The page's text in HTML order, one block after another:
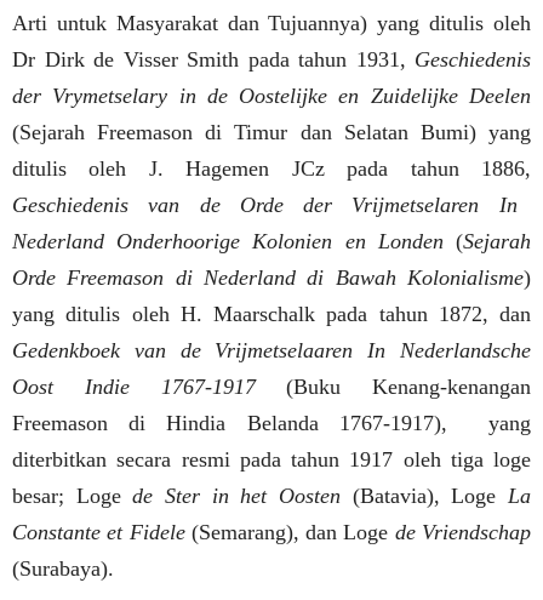
Arti untuk Masyarakat dan Tujuannya) yang ditulis oleh
Dr Dirk de Visser Smith pada tahun 1931, Geschiedenis
der Vrymetselary in de Oostelijke en Zuidelijke Deelen
(Sejarah Freemason di Timur dan Selatan Bumi) yang
ditulis oleh J. Hagemen JCz pada tahun 1886,
Geschiedenis van de Orde der Vrijmetselaren In
Nederland Onderhoorige Kolonien en Londen (Sejarah
Orde Freemason di Nederland di Bawah Kolonialisme)
yang ditulis oleh H. Maarschalk pada tahun 1872, dan
Gedenkboek van de Vrijmetselaaren In Nederlandsche
Oost Indie 1767-1917(Buku Kenang-kenangan
Freemason di Hindia Belanda 1767-1917),
yang
diterbitkan secara resmi pada tahun 1917 oleh tiga loge
besar; Logede Ster in het Oosten (Batavia), LogeLa
Constante et Fidele(Semarang), dan Loge de Vriendschap
(Surabaya).